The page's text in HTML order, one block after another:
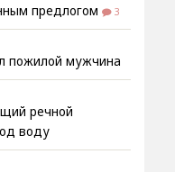
предлогом
3
пожилой мужчина
речной
воду